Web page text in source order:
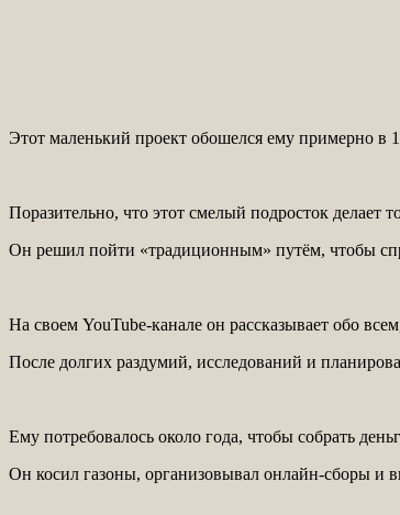
Этот маленький проект обошелся ему примерно в
Поразительно, что этот смелый подросток делает
Он решил пойти «традиционным» путём, чтобы
На своем YouTube-канале он рассказывает обо
После долгих раздумий, исследований и
Ему потребовалось около года, чтобы собрать
Он косил газоны, организовывал онлайн-сборы и